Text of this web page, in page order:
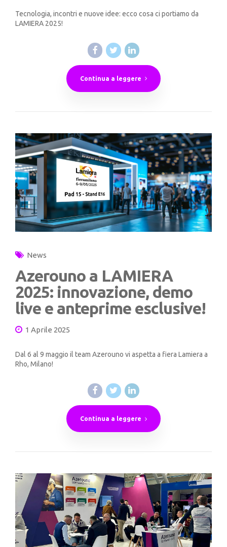
Tecnologia, incontri e nuove idee: ecco cosa ci portiamo da
LAMIERA 2025!
Continua a leggere
News
Azerouno a LAMIERA
2025: innovazione, demo
live e anteprime esclusive!
1 Aprile 2025
Dal 6 al 9 maggio il team Azerouno vi aspetta a fiera Lamiera a
Rho, Milano!
Continua a leggere